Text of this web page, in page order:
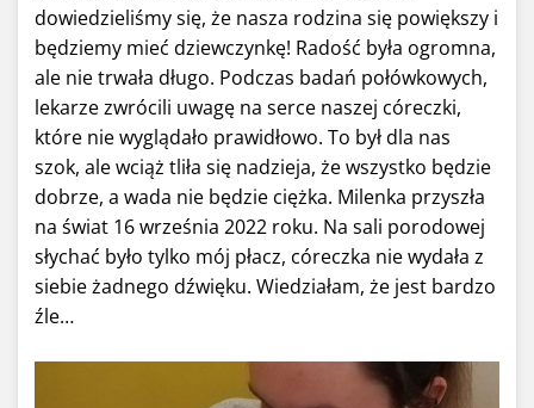
dowiedzieliśmy się, że nasza rodzina się powiększy i
będziemy mieć dziewczynkę! Radość była ogromna,
ale nie trwała długo. Podczas badań połówkowych,
lekarze zwrócili uwagę na serce naszej córeczki,
które nie wyglądało prawidłowo. To był dla nas
szok, ale wciąż tliła się nadzieja, że wszystko będzie
dobrze, a wada nie będzie ciężka. Milenka przyszła
na świat 16 września 2022 roku. Na sali porodowej
słychać było tylko mój płacz, córeczka nie wydała z
siebie żadnego dźwięku. Wiedziałam, że jest bardzo
źle…